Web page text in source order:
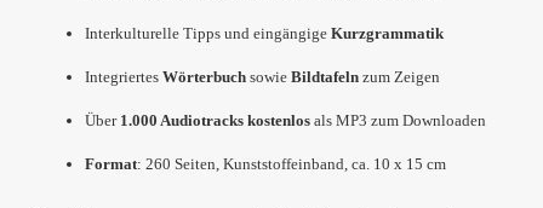
Interkulturelle Tipps und eingängige Kurzgrammatik
Integriertes Wörterbuch sowie Bildtafeln zum Zeigen
Über 1.000 Audiotracks kostenlos als MP3 zum Downloaden
Format: 260 Seiten, Kunststoffeinband, ca. 10 x 15 cm